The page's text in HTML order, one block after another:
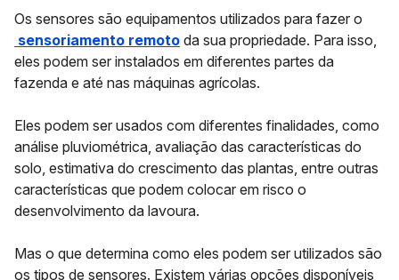
Os sensores são equipamentos utilizados para fazer o
sensoriamento remoto da sua propriedade. Para isso,
eles podem ser instalados em diferentes partes da
fazenda e até nas máquinas agrícolas.
Eles podem ser usados com diferentes finalidades, como
análise pluviométrica, avaliação das características do
solo, estimativa do crescimento das plantas, entre outras
características que podem colocar em risco o
desenvolvimento da lavoura.
Mas o que determina como eles podem ser utilizados são
os tipos de sensores. Existem várias opções disponíveis